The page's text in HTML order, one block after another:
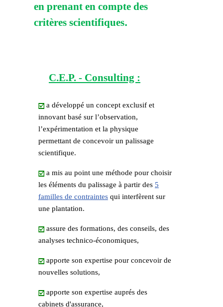
en prenant en compte des
critères scientifiques.
C.E.P. - Consulting :
a développé un concept exclusif et
innovant basé sur l’observation,
l’expérimentation et la physique
permettant de concevoir un palissage
scientifique.
a mis au point une méthode pour choisir
les éléments du palissage à partir des 5
familles de contraintes qui interfèrent sur
une plantation.
assure des formations, des conseils, des
analyses technico-économiques,
apporte son expertise pour concevoir de
nouvelles solutions,
apporte son expertise auprés des
cabinets d'assurance,